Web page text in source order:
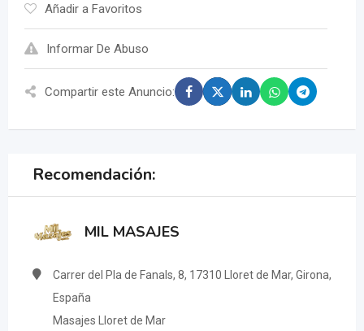
Añadir a Favoritos
Informar De Abuso
Compartir este Anuncio:
Recomendación:
MIL MASAJES
Carrer del Pla de Fanals, 8, 17310 Lloret de Mar, Girona,
España
Masajes Lloret de Mar